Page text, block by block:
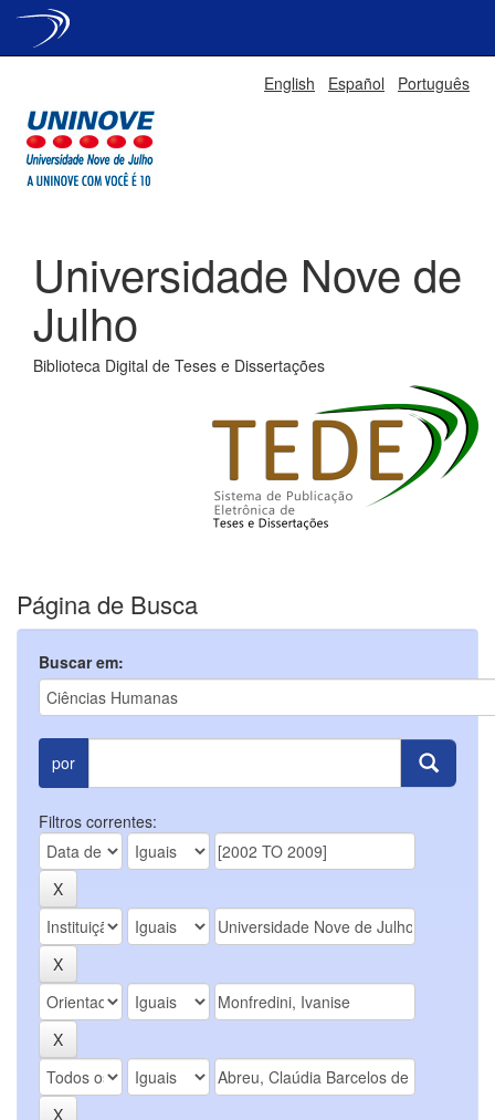
English Español Português
Universidade Nove de
Julho
Biblioteca Digital de Teses e Dissertações
Página de Busca
Buscar em:
por
Filtros correntes: